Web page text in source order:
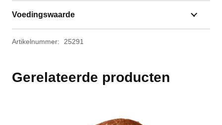
Voedingswaarde
Artikelnummer: 25291
Gerelateerde producten